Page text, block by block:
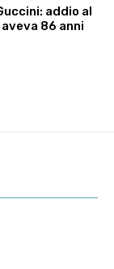
addio al
86 anni